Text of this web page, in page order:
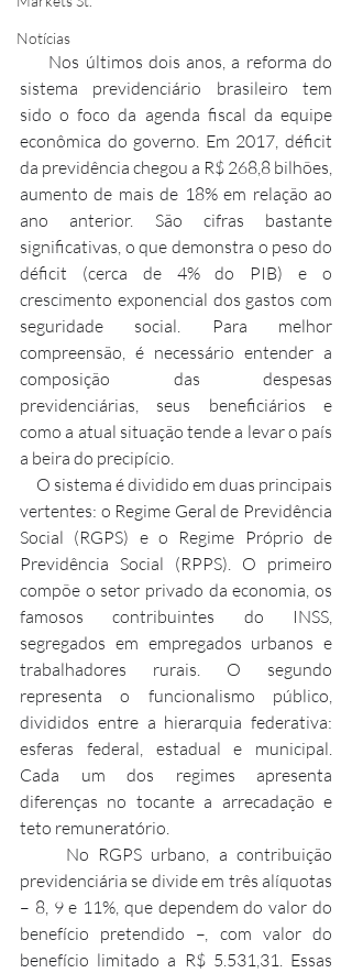
Notícias
sistema previdenciário brasileiro tem
sido o foco da agenda fiscal da equipe
econômica do governo. Em 2017, déficit
da previdência chegou a R$ 268,8 bilhões,
aumento de mais de 18% em relação ao
ano anterior. São cifras bastante
significativas, o que demonstra o peso do
déficit (cerca de 4% do PIB) e o
crescimento exponencial dos gastos com
seguridade social. Para melhor
compreensão, é necessário entender a
composição das despesas
previdenciárias, seus beneficiários e
como a atual situação tende a levar o país
a beira do precipício.
vertentes: o Regime Geral de Previdência
Social (RGPS) e o Regime Próprio de
Previdência Social (RPPS). O primeiro
compõe o setor privado da economia, os
famosos contribuintes do INSS,
segregados em empregados urbanos e
trabalhadores rurais. O segundo
representa o funcionalismo público,
divididos entre a hierarquia federativa:
esferas federal, estadual e municipal.
Cada um dos regimes apresenta
diferenças no tocante a arrecadação e
teto remuneratório.
previdenciária se divide em três alíquotas
– 8, 9 e 11%, que dependem do valor do
benefício pretendido –, com valor do
benefício limitado a R$ 5.531,31. Essas